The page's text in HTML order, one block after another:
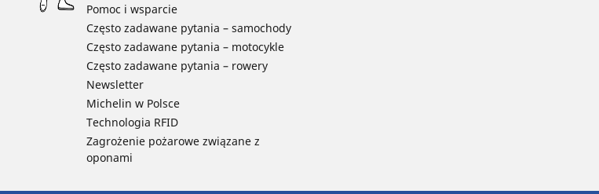
Pomoc i wsparcie
Często zadawane pytania – samochody
Często zadawane pytania – motocykle
Często zadawane pytania – rowery
Newsletter
Michelin w Polsce
Technologia RFID
Zagrożenie pożarowe związane z
oponami